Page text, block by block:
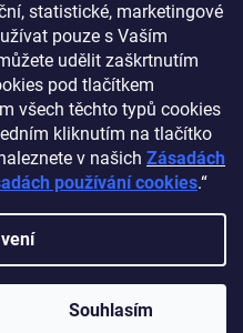
statistické, marketingové
pouze s Vaším
udělit zaškrtnutím
pod tlačítkem
všech těchto typů cookies
kliknutím na tlačítko
v našich Zásadách
používání cookies.“
Souhlasím
Shoptet
. Všechna práva vyhrazena.